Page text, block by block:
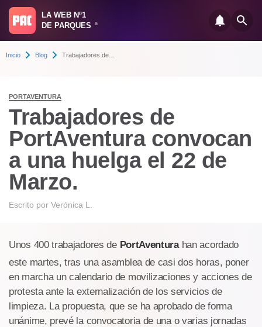
LA WEB Nº1
DE PARQUES
®
Inicio Blog Trabajadores de...
PORTAVENTURA
Trabajadores de
PortAventura convocan
a una huelga el 22 de
Marzo.
Escrito por Verónica L.
Unos 400 trabajadores de PortAventurahan acordado
este martes, tras una asamblea de casi dos horas, poner
en marcha un calendario de movilizaciones y acciones de
protesta ante la externalización de los servicios de
limpieza. La propuesta, que se ha aprobado de forma
unánime, prevé la convocatoria de una o varias jornadas